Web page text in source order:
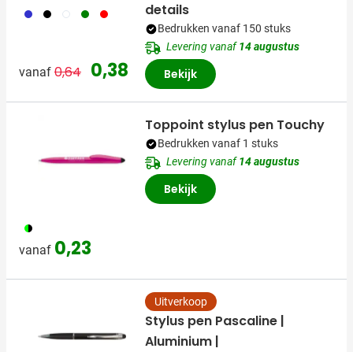
023 001 002 004 008
vanaf Normale prijs
0,64 Speciale prijs
0,38
details
Bedrukken vanaf 150 stuks
Levering vanaf14 augustus
Bekijk
828
vanaf 0,23
Toppoint stylus pen Touchy
Bedrukken vanaf 1 stuks
Levering vanaf14 augustus
Bekijk
Uitverkoop
Stylus pen Pascaline |
Aluminium |